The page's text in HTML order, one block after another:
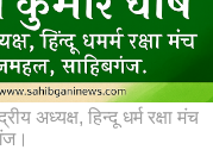
अध्यक्ष, हिन्दू धर्म रक्षा मंच